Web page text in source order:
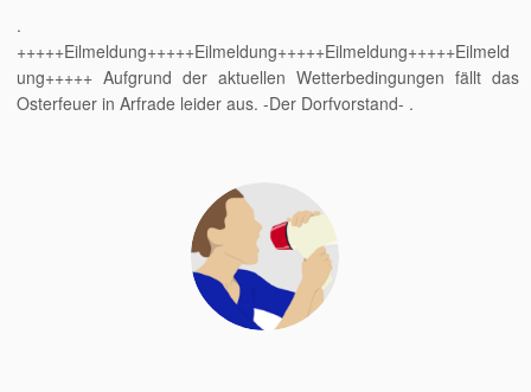
.
+++++Eilmeldung+++++Eilmeldung+++++Eilmeldung+++++Eilmeld
ung+++++ Aufgrund der aktuellen Wetterbedingungen fällt das
Osterfeuer in Arfrade leider aus. -Der Dorfvorstand- .